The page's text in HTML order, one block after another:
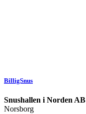
BilligSnus
Snushallen i Norden AB
Norsborg